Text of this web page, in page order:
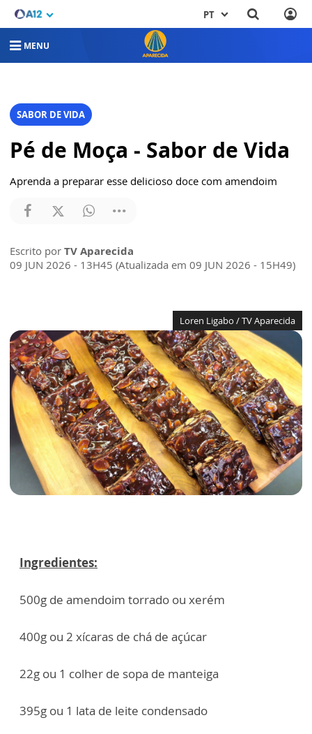
PT
MENU
SABOR DE VIDA
Pé de Moça - Sabor de Vida
Aprenda a preparar esse delicioso doce com amendoim
Escrito por TV Aparecida
09 JUN 2026 - 13H45 (Atualizada em 09 JUN 2026 - 15H49)
Loren Ligabo / TV Aparecida
Ingredientes:
500g de amendoim torrado ou xerém
400g ou 2 xícaras de chá de açúcar
22g ou 1 colher de sopa de manteiga
395g ou 1 lata de leite condensado